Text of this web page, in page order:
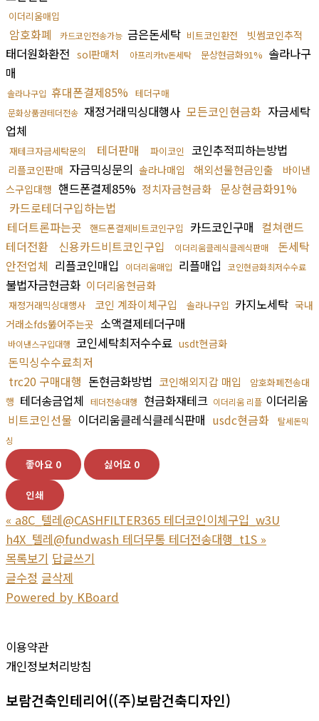
이더리움매입
암호화폐 카드코인전송가능 금은돈세탁 비트코인환전 빗썸코인추적
태더원화환전 sol판매처 아프리카tv돈세탁 문상현금화91% 솔라나구
매
솔라나구입 휴대폰결제85% 테더구매
문화상품권테더전송 재정거래믹싱대행사 모든코인현금화 자금세탁
업체
재테크자금세탁문의 테더판매 파이코인 코인추적피하는방법
리플코인판매 자금믹싱문의 솔라나매입 해외선물현금인출
바이낸
스구입대행 핸드폰결제85% 정치자금현금화
문상현금화91%
카드로테더구입하는법
테더트론파는곳
핸드폰결제비트코인구입 카드코인구매 컬쳐랜드
테더전환
신용카드비트코인구입 이더리움클레식클레식판매
돈세탁
안전업체 리플코인매입 이더리움매입 리플매입 코인현금화최저수수료
불법자금현금화 이더리움현금화
재정거래믹싱대행사 코인 계좌이체구입 솔라나구입 카지노세탁 국내
거래소fds뚫어주는곳 소액결제테더구매
바이낸스구입대행 코인세탁최저수수료 usdt현금화
돈믹싱수수료최저
trc20 구매대행 돈현금화방법 코인해외지갑 매입
암호화폐전송대
행 테더송금업체 테더전송대행 현금화재테크 이더리움 리플 이더리움
비트코인선물 이더리움클레식클레식판매 usdc현금화
탈세돈믹
싱
좋아요 0 싫어요 0
인쇄
« a8C_텔레@CASHFILTER365 테더코인이체구입_w3U
h4X_텔레@fundwash 테더무통 테더전송대행_t1S »
목록보기 답글쓰기
글수정 글삭제
Powered by KBoard
이용약관
개인정보처리방침
보람건축인테리어((주)보람건축디자인)